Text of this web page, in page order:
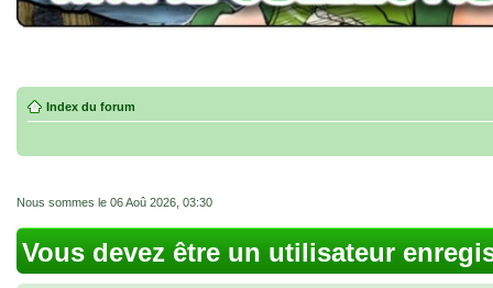
Index du forum
Nous sommes le 06 Aoû 2026, 03:30
Vous devez être un utilisateur